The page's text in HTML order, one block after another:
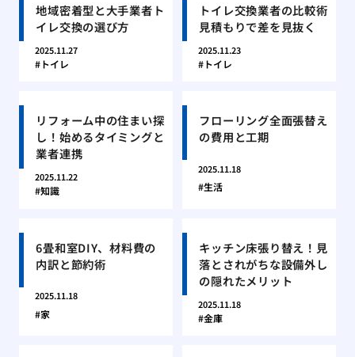
地域密着型と大手業者ト
イレ交換の選び方
2025.11.27
トイレ
トイレ交換業者の比較術
見積もりで差を見抜く
2025.11.23
トイレ
リフォーム中の住まい探
し！始めるタイミングと
業者連携
2025.11.22
知識
フローリング全面張替え
の費用と工期
2025.11.18
生活
6畳和室DIY、材料費の
内訳と節約術
2025.11.18
家
キッチン床張り替え！見
落とされがちな設備外し
の隠れたメリット
2025.11.18
金庫